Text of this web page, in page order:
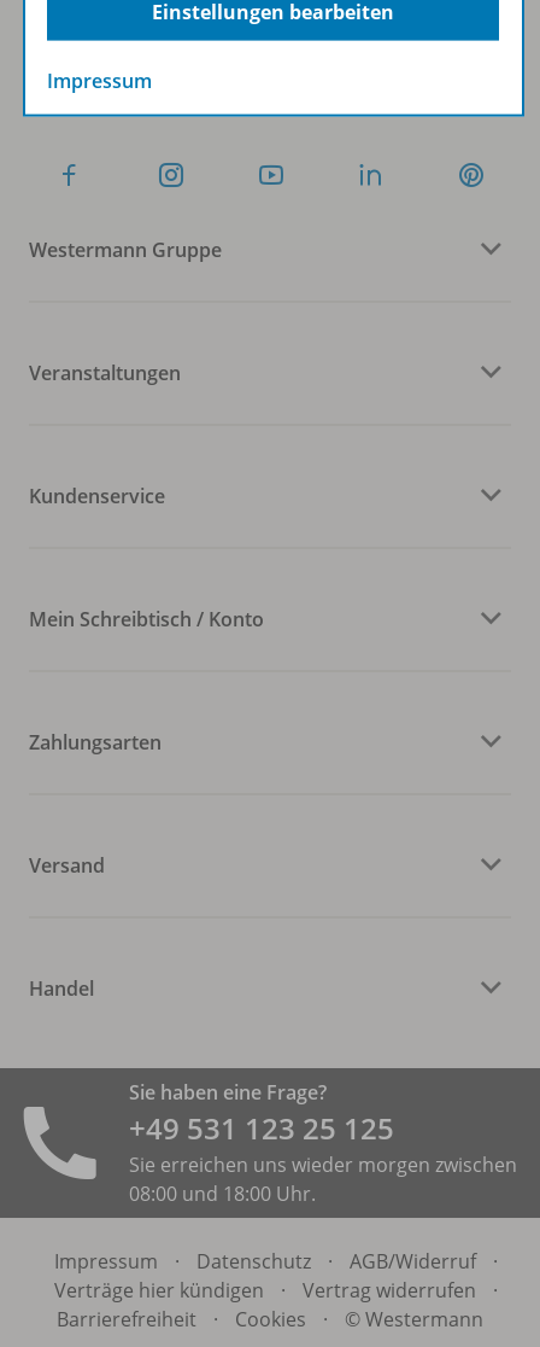
Folgen Sie uns auf Social Media
Westermann Gruppe
Veranstaltungen
Kundenservice
Mein Schreibtisch / Konto
Zahlungsarten
Versand
Handel
Sie haben eine Frage?
+49 531 ­123 25 125
Sie erreichen uns wieder morgen zwischen
08:00 und 18:00 Uhr.
Impressum · Datenschutz · AGB/Widerruf
·
Verträge hier kündigen
· Vertrag widerrufen
·
Barrierefreiheit
· Cookies · © Westermann
Einstellungen bearbeiten
Impressum